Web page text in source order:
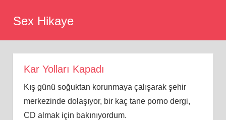
Sex Hikaye
Kar Yolları Kapadı
Kış günü soğuktan korunmaya çalışarak şehir
merkezinde dolaşıyor, bir kaç tane porno dergi,
CD almak için bakınıyordum.